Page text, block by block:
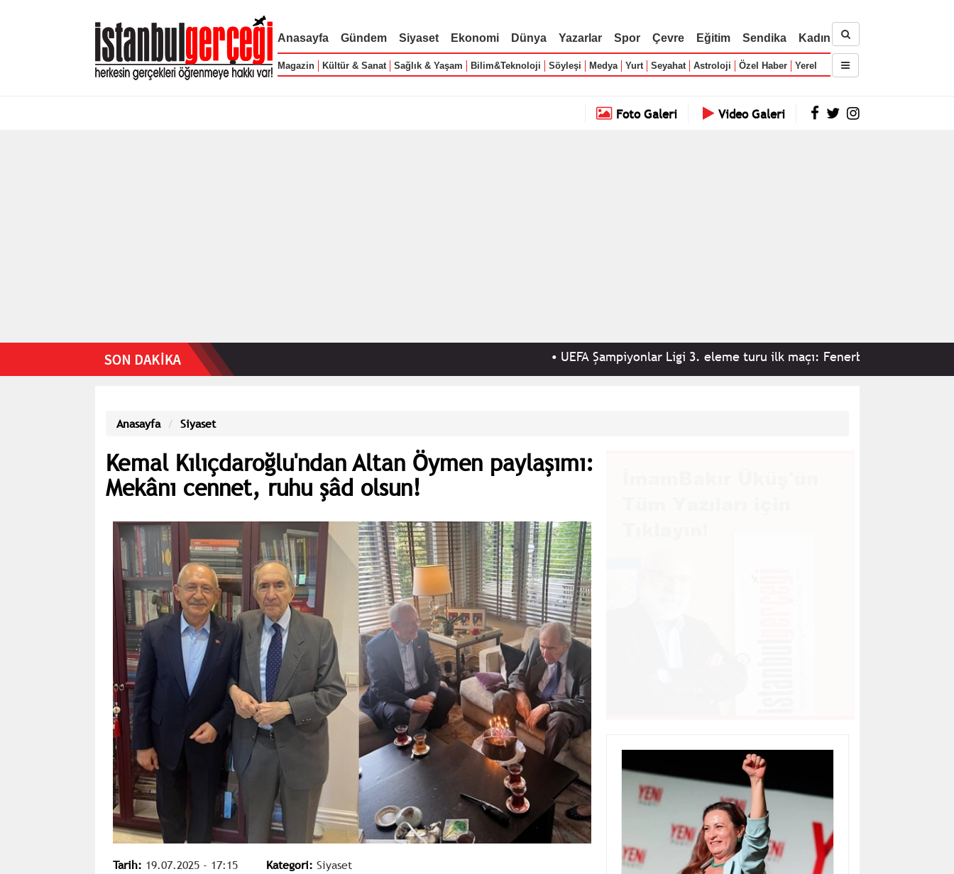
Anasayfa Gündem Siyaset Ekonomi Dünya Yazarlar Spor Çevre Eğitim Sendika Kadın
Magazin Kültür & Sanat Sağlık & Yaşam Bilim&Teknoloji Söyleşi Medya Yurt Seyahat Astroloji Özel Haber Yerel
Foto Galeri Video Galeri
UEFA Şampiyonlar Ligi 3. eleme turu ilk maçı: Fenerbahçe 2-0 Sturm Graz
Anasayfa Siyaset
Kemal Kılıçdaroğlu'ndan Altan Öymen paylaşımı:
Mekânı cennet, ruhu şâd olsun!
Tarih: 19.07.2025 - 17:15 Kategori: Siyaset